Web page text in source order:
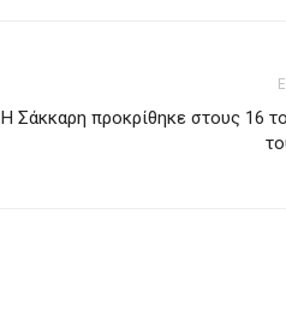
Η Σάκκαρη προκρίθηκε στους 16